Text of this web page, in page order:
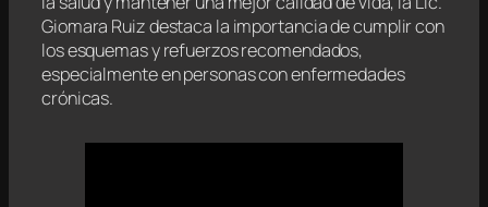
Giomara Ruiz destaca la importancia de cumplir con
los esquemas y refuerzos recomendados,
especialmente en personas con enfermedades
crónicas.